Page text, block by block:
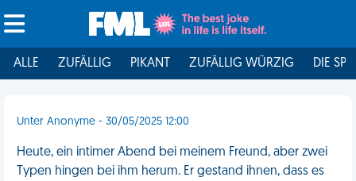
ALLE ZUFÄLLIG PIKANT ZUFÄLLIG WÜRZIG DIE
Unter Anonyme - 30/05/2025 12:00
Heute, ein intimer Abend bei meinem Freund, aber zwei
Typen hingen bei ihm herum. Er gestand ihnen, dass es